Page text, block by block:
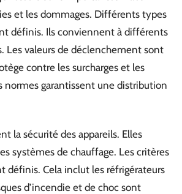
et les dommages. Différents types
définis. Ils conviennent à différents
Les valeurs de déclenchement sont
contre les surcharges et les
normes garantissent une distribution
la sécurité des appareils. Elles
systèmes de chauffage. Les critères
définis. Cela inclut les réfrigérateurs
d’incendie et de choc sont